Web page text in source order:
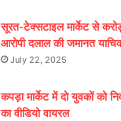
सूरत-टेक्सटाइल मार्केट से
आरोपी दलाल की जमानत
July 22, 2025
कपड़ा मार्केट में दो युवकों को
का वीडियो वायरल